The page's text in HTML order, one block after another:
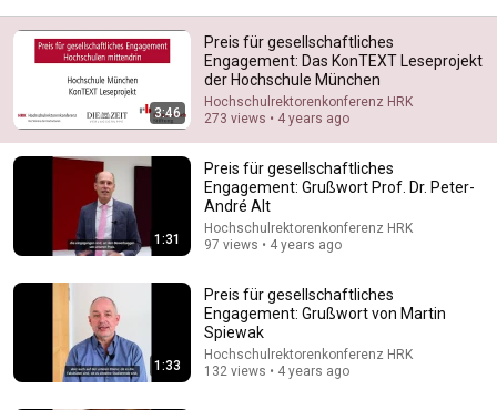
Comments
Comments are turned off. Learn more
3:46
Preis für gesellschaftliches
Engagement: Das KonTEXT Leseprojekt
der Hochschule München
Hochschulrektorenkonferenz HRK
273 views • 4 years ago
1:31
Preis für gesellschaftliches
Engagement: Grußwort Prof. Dr. Peter-
André Alt
Hochschulrektorenkonferenz HRK
97 views • 4 years ago
1:33
Preis für gesellschaftliches
Engagement: Grußwort von Martin
Spiewak
Hochschulrektorenkonferenz HRK
132 views • 4 years ago